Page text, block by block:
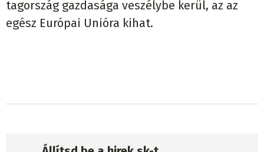
tagország gazdasága veszélybe kerül, az az
egész Európai Unióra kihat.